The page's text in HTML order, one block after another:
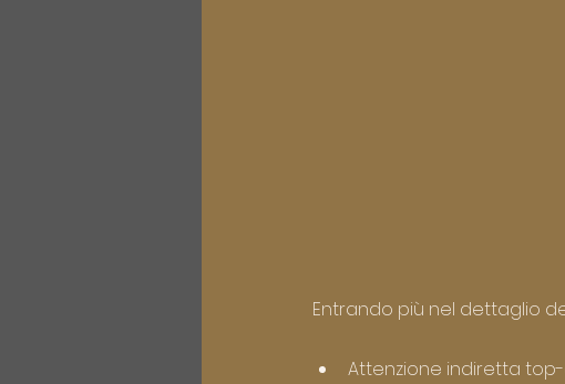
Entrando più nel dettaglio
Attenzione indiretta